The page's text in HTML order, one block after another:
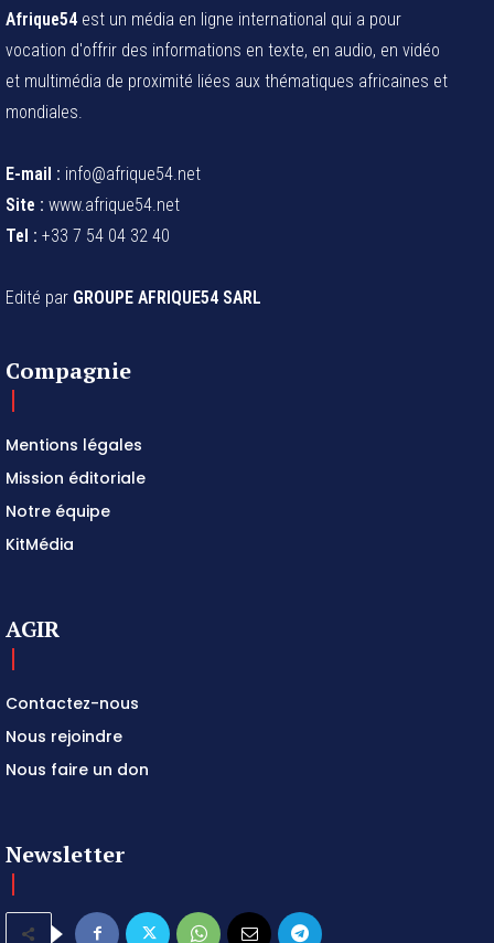
Afrique54 est un média en ligne international qui a pour
vocation d'offrir des informations en texte, en audio, en vidéo
et multimédia de proximité liées aux thématiques africaines et
mondiales.
E-mail : info@afrique54.net
Site : www.afrique54.net
Tel : +33 7 54 04 32 40
Edité par GROUPE AFRIQUE54 SARL
Compagnie
Mentions légales
Mission éditoriale
Notre équipe
KitMédia
AGIR
Contactez-nous
Nous rejoindre
Nous faire un don
Newsletter